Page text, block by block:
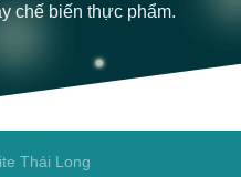
chế biến thực phẩm.
Thái Long